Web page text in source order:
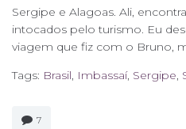
Sergipe e Alagoas. Ali,
intocados pelo turismo. Eu
viagem que fiz com o Bruno,
Tags: Brasil, Imbassaí, Sergipe,
7